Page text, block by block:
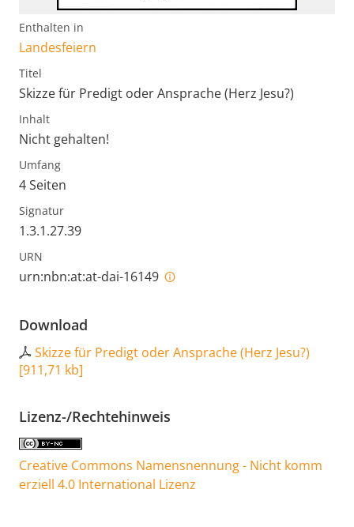
Enthalten in
Landesfeiern
Titel
Skizze für Predigt oder Ansprache (Herz Jesu?)
Inhalt
Nicht gehalten!
Umfang
4 Seiten
Signatur
1.3.1.27.39
URN
urn:nbn:at:at-dai-16149
Download
Skizze für Predigt oder Ansprache (Herz Jesu?)
[911,71 kb]
Lizenz-/Rechtehinweis
Creative Commons Namensnennung - Nicht komm
erziell 4.0 International Lizenz